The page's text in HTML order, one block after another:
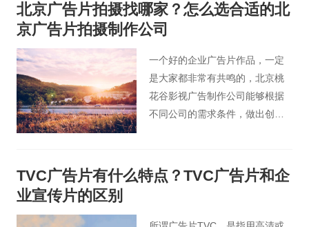
桃花谷影视广告公司就给各位介
绍一下。
北京广告片拍摄找哪家？怎么选合适的北
京广告片拍摄制作公司
一个好的企业广告片作品，一定
是大家都非常有共鸣的，北京桃
花谷影视广告制作公司能够根据
不同公司的需求条件，做出创意
TVC广告片有什么特点？TVC广告片和企
业宣传片的区别